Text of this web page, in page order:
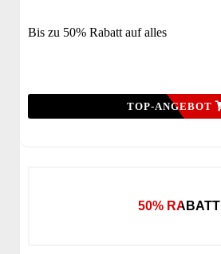
Bis zu 50% Rabatt auf alles
TOP-ANGEBOT
50% RABATT